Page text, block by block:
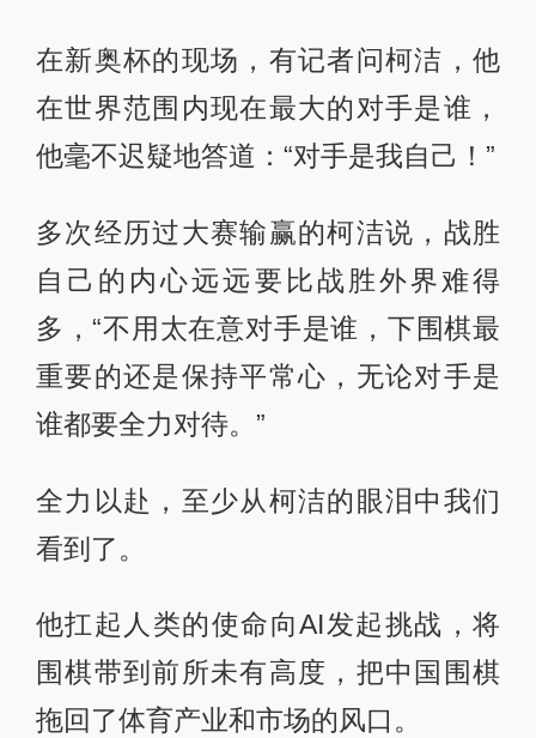
在新奥杯的现场，有记者问柯洁，他
在世界范围内现在最大的对手是谁，
他毫不迟疑地答道：“对手是我自己！”
多次经历过大赛输赢的柯洁说，战胜
自己的内心远远要比战胜外界难得
多，“不用太在意对手是谁，下围棋最
重要的还是保持平常心，无论对手是
谁都要全力对待。”
全力以赴，至少从柯洁的眼泪中我们
看到了。
他扛起人类的使命向AI发起挑战，将
围棋带到前所未有高度，把中国围棋
拖回了体育产业和市场的风口。